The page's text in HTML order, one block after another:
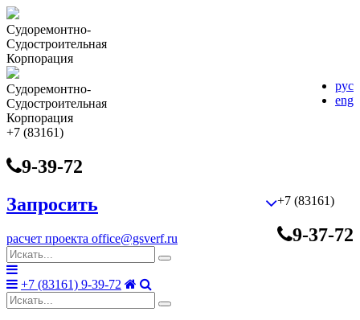
Судоремонтно-
Cудостроительная
Корпорация
рус
eng
Судоремонтно-
Cудостроительная
Корпорация
+7 (83161)
9-39-72
+7 (83161)
9-37-72
Запросить
расчет проекта office@gsverf.ru
+7 (83161) 9-39-72